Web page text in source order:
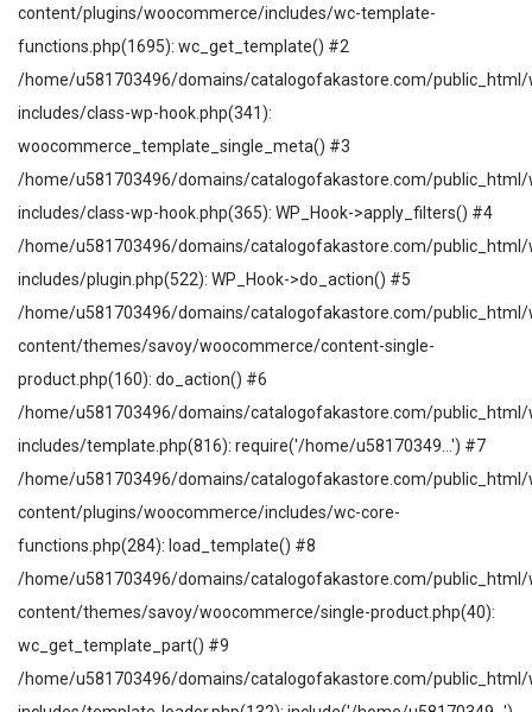
content/plugins/woocommerce/includes/wc-template-
functions.php(1695): wc_get_template() #2
/home/u581703496/domains/catalogofakastore.com/public_html/
includes/class-wp-hook.php(341):
woocommerce_template_single_meta() #3
/home/u581703496/domains/catalogofakastore.com/public_html/
includes/class-wp-hook.php(365): WP_Hook->apply_filters() #4
/home/u581703496/domains/catalogofakastore.com/public_html/
includes/plugin.php(522): WP_Hook->do_action() #5
/home/u581703496/domains/catalogofakastore.com/public_html/
content/themes/savoy/woocommerce/content-single-
product.php(160): do_action() #6
/home/u581703496/domains/catalogofakastore.com/public_html/
includes/template.php(816): require('/home/u58170349...') #7
/home/u581703496/domains/catalogofakastore.com/public_html/
content/plugins/woocommerce/includes/wc-core-
functions.php(284): load_template() #8
/home/u581703496/domains/catalogofakastore.com/public_html/
content/themes/savoy/woocommerce/single-product.php(40):
wc_get_template_part() #9
/home/u581703496/domains/catalogofakastore.com/public_html/